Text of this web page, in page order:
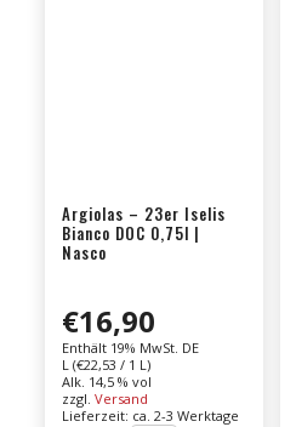
Argiolas – 23er Iselis
Bianco DOC 0,75l |
Nasco
€16,90
Enthält 19% MwSt. DE
L (€22,53 / 1 L)
Alk. 14,5 % vol
zzgl. Versand
Lieferzeit: ca. 2-3 Werktage